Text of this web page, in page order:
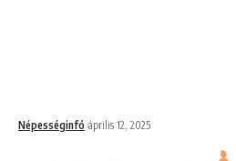
Népességinfó április 12, 2025